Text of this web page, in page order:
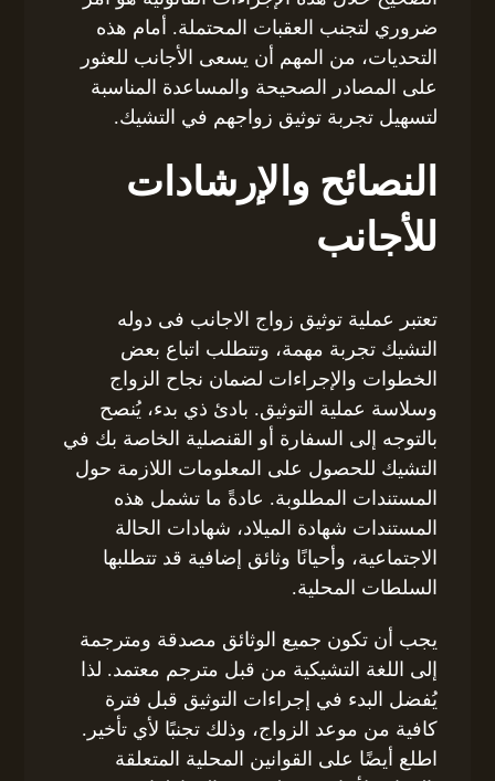
ضروري لتجنب العقبات المحتملة. أمام هذه
التحديات، من المهم أن يسعى الأجانب للعثور
على المصادر الصحيحة والمساعدة المناسبة
لتسهيل تجربة توثيق زواجهم في التشيك.
النصائح والإرشادات
للأجانب
تعتبر عملية توثيق زواج الاجانب فى دوله
التشيك تجربة مهمة، وتتطلب اتباع بعض
الخطوات والإجراءات لضمان نجاح الزواج
وسلاسة عملية التوثيق. بادئ ذي بدء، يُنصح
بالتوجه إلى السفارة أو القنصلية الخاصة بك في
التشيك للحصول على المعلومات اللازمة حول
المستندات المطلوبة. عادةً ما تشمل هذه
المستندات شهادة الميلاد، شهادات الحالة
الاجتماعية، وأحيانًا وثائق إضافية قد تتطلبها
السلطات المحلية.
يجب أن تكون جميع الوثائق مصدقة ومترجمة
إلى اللغة التشيكية من قبل مترجم معتمد. لذا
يُفضل البدء في إجراءات التوثيق قبل فترة
كافية من موعد الزواج، وذلك تجنبًا لأي تأخير.
اطلع أيضًا على القوانين المحلية المتعلقة